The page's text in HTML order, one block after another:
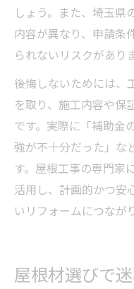
しょう。また、埼玉県
内容が異なり、申請条
られないリスクがあり
後悔しないためには、
を取り、施工内容や保
です。実際に「補助金
強が不十分だった」な
す。屋根工事の専門家
活用し、計画的かつ安
いリフォームにつなが
屋根材選びで